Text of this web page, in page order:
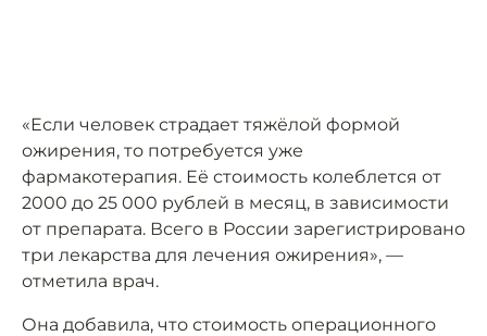
«Если человек страдает тяжёлой формой
ожирения, то потребуется уже
фармакотерапия. Её стоимость колеблется от
2000 до 25 000 рублей в месяц, в зависимости
от препарата. Всего в России зарегистрировано
три лекарства для лечения ожирения», —
отметила врач.
Она добавила, что стоимость операционного